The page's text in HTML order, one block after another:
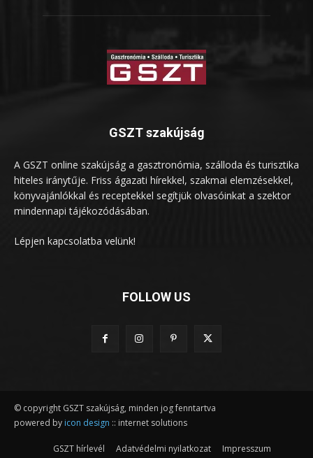
GSZT szakújság
A GSZT online szakújság a gasztronómia, szálloda és turisztika
hiteles iránytűje. Friss ágazati hírekkel, szakmai elemzésekkel,
könyvajánlókkal és receptekkel segítjük olvasóinkat a szektor
mindennapi tájékozódásában.
Lépjen kapcsolatba velünk!
FOLLOW US
© copyright GSZT szakújság, minden jog fenntartva
powered by icon design :: internet solutions
GSZT hírlevél Adatvédelmi nyilatkozat Impresszum